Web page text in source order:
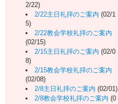
2/22)
2/22主日礼拝のご案内 (02/1
5)
2/22教会学校礼拝のご案内
(02/15)
2/15主日礼拝のご案内 (02/0
8)
2/15教会学校礼拝のご案内
(02/08)
2/8主日礼拝のご案内 (02/01)
2/8教会学校礼拝のご案内 (0